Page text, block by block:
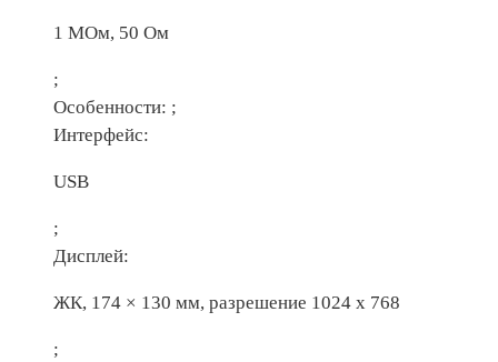
1 МОм, 50 Ом
;
Особенности: ;
Интерфейс:
USB
;
Дисплей:
ЖК, 174 × 130 мм, разрешение 1024 х 768
;